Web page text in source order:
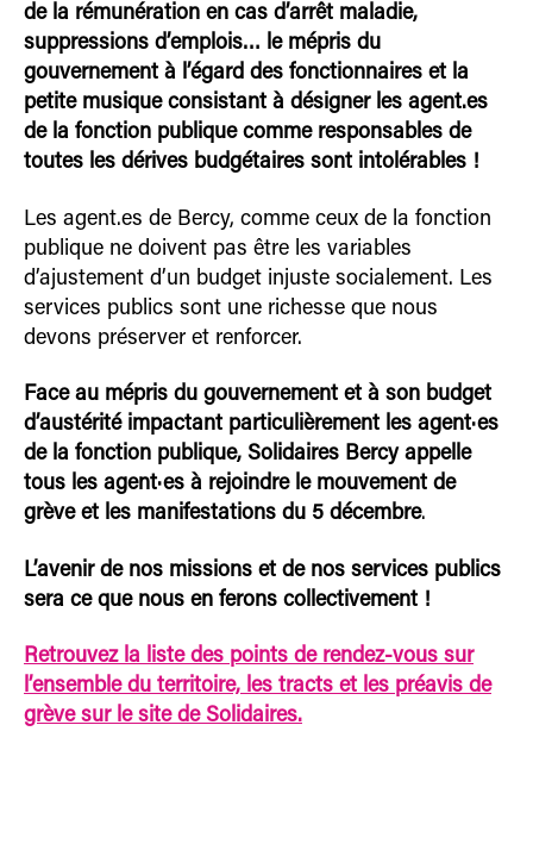
de la rémunération en cas d’arrêt maladie,
suppressions d’emplois… le mépris du
gouvernement à l’égard des fonctionnaires et la
petite musique consistant à désigner les agent.es
de la fonction publique comme responsables de
toutes les dérives budgétaires sont intolérables !
Les agent.es de Bercy, comme ceux de la fonction
publique ne doivent pas être les variables
d’ajustement d’un budget injuste socialement. Les
services publics sont une richesse que nous
devons préserver et renforcer.
Face au mépris du gouvernement et à son budget
d’austérité impactant particulièrement les agent·es
de la fonction publique, Solidaires Bercy appelle
tous les agent·es à rejoindre le mouvement de
grève et les manifestations du 5 décembre.
L’avenir de nos missions et de nos services publics
sera ce que nous en ferons collectivement !
Retrouvez la liste des points de rendez-vous sur
l’ensemble du territoire, les tracts et les préavis de
grève sur le site de Solidaires.